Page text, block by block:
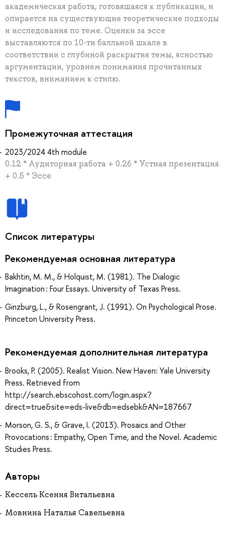
академическая работа, готовящаяся к публикации, и
опирается на существующие теоретические подходы
и исследования по теме. Оценки за эссе
выставляются по 10-ти балльной шкале в
соответствии с глубиной раскрытия темы, ясностью
аргументации, уровнем понимания прочитанных
текстов, вниманием к стилю.
Промежуточная аттестация
2023/2024 4th module
0.12 * Аудиторная работа + 0.26 * Устная презентация
+ 0.5 * Эссе
Список литературы
Рекомендуемая основная литература
Bakhtin, M. M., & Holquist, M. (1981). The Dialogic
Imagination : Four Essays. University of Texas Press.
Ginzburg, L., & Rosengrant, J. (1991). On Psychological Prose.
Princeton University Press.
Рекомендуемая дополнительная литература
Brooks, P. (2005). Realist Vision. New Haven: Yale University
Press. Retrieved from
http://search.ebscohost.com/login.aspx?
direct=true&site=eds-live&db=edsebk&AN=187667
Morson, G. S., & Grave, I. (2013). Prosaics and Other
Provocations : Empathy, Open Time, and the Novel. Academic
Studies Press.
Авторы
Кессель Ксения Витальевна
Мовнина Наталья Савельевна